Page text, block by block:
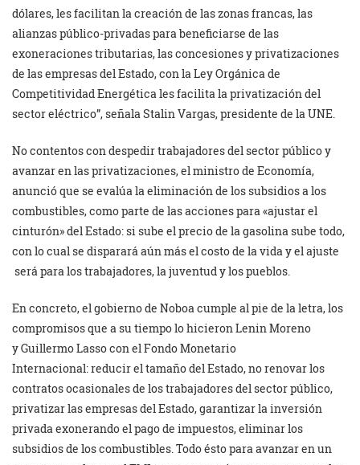
dólares, les facilitan la creación de las zonas francas, las
alianzas público-privadas para beneficiarse de las
exoneraciones tributarias, las concesiones y privatizaciones
de las empresas del Estado, con la Ley Orgánica de
Competitividad Energética les facilita la privatización del
sector eléctrico”, señala Stalin Vargas, presidente de la UNE.
No contentos con despedir trabajadores del sector público y
avanzar en las privatizaciones, el ministro de Economía,
anunció que se evalúa la eliminación de los subsidios a los
combustibles, como parte de las acciones para «ajustar el
cinturón» del Estado: si sube el precio de la gasolina sube todo,
con lo cual se disparará aún más el costo de la vida y el ajuste
será para los trabajadores, la juventud y los pueblos.
En concreto, el gobierno de Noboa cumple al pie de la letra, los
compromisos que a su tiempo lo hicieron Lenin Moreno
y Guillermo Lasso con el Fondo Monetario
Internacional: reducir el tamaño del Estado, no renovar los
contratos ocasionales de los trabajadores del sector público,
privatizar las empresas del Estado, garantizar la inversión
privada exonerando el pago de impuestos, eliminar los
subsidios de los combustibles. Todo ésto para avanzar en un